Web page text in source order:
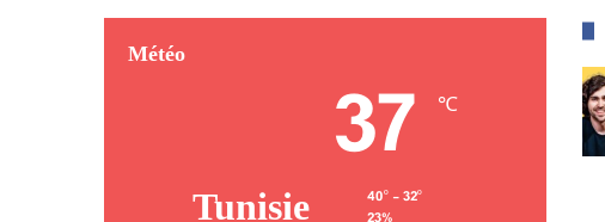
Météo
37 ℃
40º - 32º